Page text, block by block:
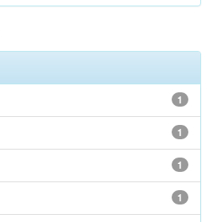
1
1
1
1